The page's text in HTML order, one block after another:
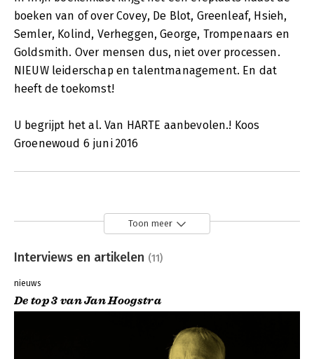
boeken van of over Covey, De Blot, Greenleaf, Hsieh,
Semler, Kolind, Verheggen, George, Trompenaars en
Goldsmith. Over mensen dus, niet over processen.
NIEUW leiderschap en talentmanagement. En dat
heeft de toekomst!
U begrijpt het al. Van HARTE aanbevolen.! Koos
Groenewoud 6 juni 2016
Toon meer
Interviews en artikelen (11)
nieuws
De top 3 van Jan Hoogstra